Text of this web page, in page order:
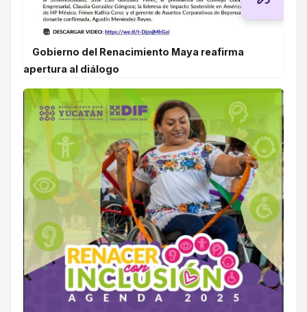
Gobierno del Renacimiento Maya reafirma
apertura al diálogo